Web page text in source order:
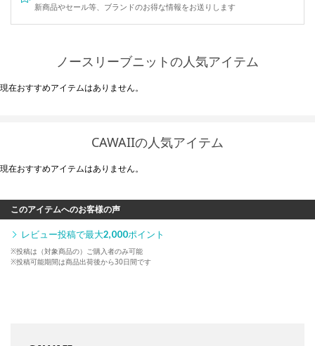
新商品やセール等、ブランドのお得な情報をお送りします
ノースリーブニットの人気アイテム
現在おすすめアイテムはありません。
CAWAIIの人気アイテム
現在おすすめアイテムはありません。
このアイテムへのお客様の声
レビュー投稿で最大2,000ポイント
※投稿は（対象商品の）ご購入者のみ可能
※投稿可能期間は商品出荷後から30日間です